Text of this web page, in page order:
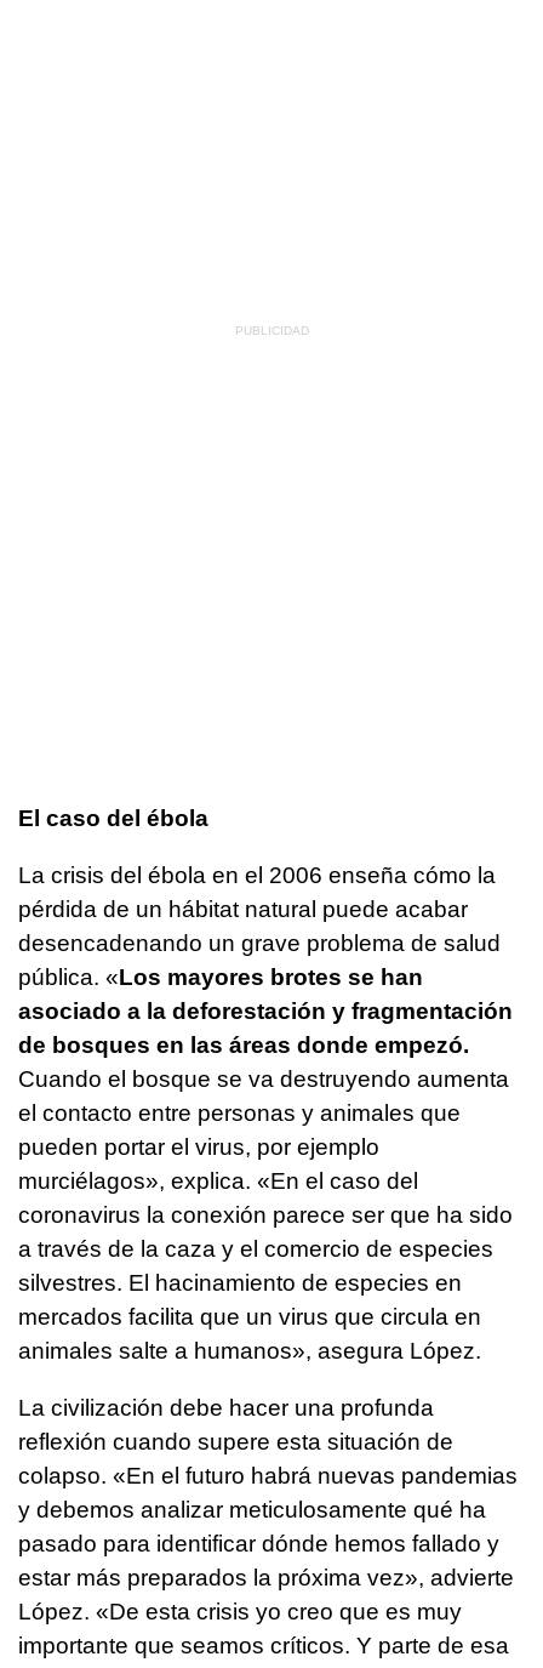
El caso del ébola
La crisis del ébola en el 2006 enseña cómo la
pérdida de un hábitat natural puede acabar
desencadenando un grave problema de salud
pública. «Los mayores brotes se han
asociado a la deforestación y fragmentación
de bosques en las áreas donde empezó.
Cuando el bosque se va destruyendo aumenta
el contacto entre personas y animales que
pueden portar el virus, por ejemplo
murciélagos», explica. «En el caso del
coronavirus la conexión parece ser que ha sido
a través de la caza y el comercio de especies
silvestres. El hacinamiento de especies en
mercados facilita que un virus que circula en
animales salte a humanos», asegura López.
La civilización debe hacer una profunda
reflexión cuando supere esta situación de
colapso. «En el futuro habrá nuevas pandemias
y debemos analizar meticulosamente qué ha
pasado para identificar dónde hemos fallado y
estar más preparados la próxima vez», advierte
López. «De esta crisis yo creo que es muy
importante que seamos críticos. Y parte de esa